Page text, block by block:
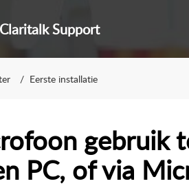
Claritalk Support
Eerste installatie
gebruik
PC, of via